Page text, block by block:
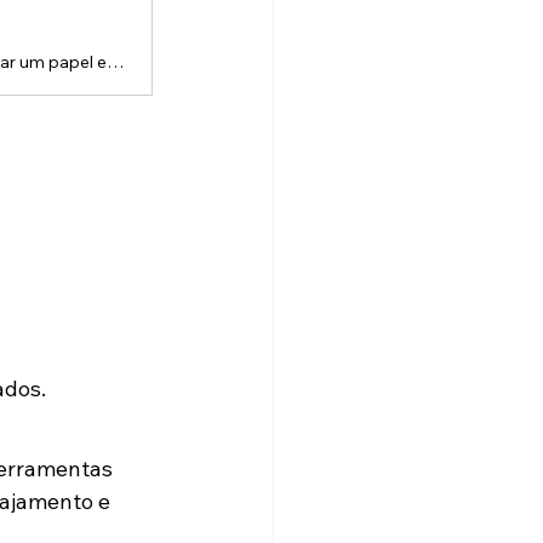
A animação 2D deixou de ser apenas um recurso criativo e passou a ocupar um papel estratégico no marketing moderno. Em um cenário de atenção curta, excesso de informação e competição constante, marcas que explicam melhor se destacam.Integrar animações 2D à estratégia de marketing é uma forma eficiente de comunicar ideias, educar o público e gerar resultados reais ao longo do funil.Por que a animação 2D funciona tão bem no marketing?A animação 2D combina simplicidade visual com alto poder de comu
e